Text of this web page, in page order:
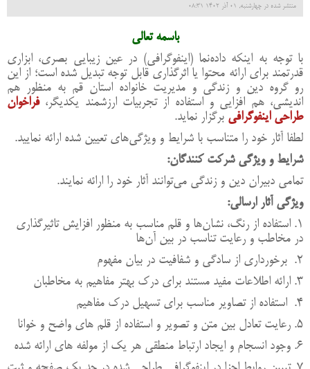
منتشر شده در چهارشنبه, 01 آذر 1402 08:31
باسمه تعالی
با توجه به اینکه داده‌نما (اینفوگرافی) در عین زیبایی بصری، ابزاری
قدرتمند برای ارائه محتوا یا اثرگذاری قابل توجه تبدیل شده است؛ از این
رو گروه دین و زندگی و مدیریت خانواده استان قم به منظور هم
‌اندیشی، هم افزایی و استفاده از تجربیات ارزشمند یکدیگر،فراخوان
طراحی اینفوگرافی برگزار نماید.
لطفا آثار خود را متناسب با شرایط و ویژگی‌های تعیین شده ارائه نمایید.
شرایط و ویژگی شرکت کنندگان:
تمامی دبیران دین و زندگی می‌توانند آثار خود را ارائه نمایند.
ویژگی آثار ارسالی:
1. استفاده
از رنگ، نشان‌ها و قلم مناسب به منظور افزایش تاثیرگذاری
در مخاطب و رعایت تناسب در بین آن‌ها
2.
برخورداری از سادگی و شفافیت در بیان مفهوم
3. ارائه
اطلاعات مفید مستند برای درک بهتر مفاهیم به مخاطبان
4.
استفاده از تصاویر مناسب برای تسهیل درک مفاهیم
5. رعایت تعادل بین متن و تصویر و استفاده از قلم های واضح و خوانا
6. وجود
انسجام و ایجاد ارتباط منطقی هر یک از مولفه های ارائه شده